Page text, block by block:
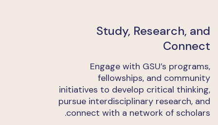
Study, Research, and
Connect
Engage with GSU’s programs,
fellowships, and community
initiatives to develop critical thinking,
pursue interdisciplinary research, and
connect with a network of scholars.